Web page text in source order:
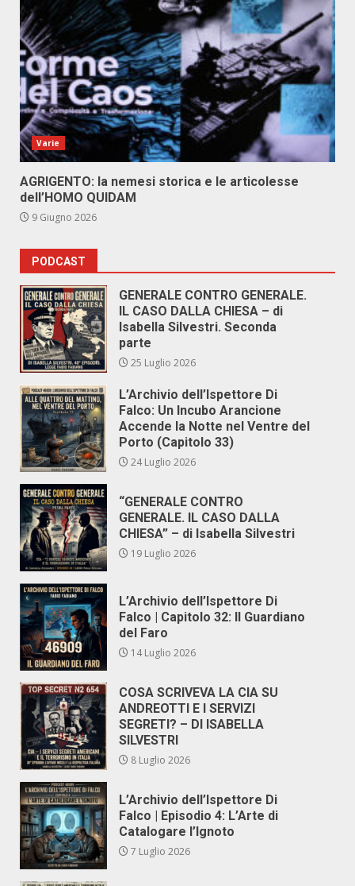
Varie
AGRIGENTO: la nemesi storica e le articolesse
dell’HOMO QUIDAM
9 Giugno 2026
PODCAST
GENERALE CONTRO GENERALE.
IL CASO DALLA CHIESA – di
Isabella Silvestri. Seconda
parte
25 Luglio 2026
L’Archivio dell’Ispettore Di
Falco: Un Incubo Arancione
Accende la Notte nel Ventre del
Porto (Capitolo 33)
24 Luglio 2026
“GENERALE CONTRO
GENERALE. IL CASO DALLA
CHIESA” – di Isabella Silvestri
19 Luglio 2026
L’Archivio dell’Ispettore Di
Falco | Capitolo 32: Il Guardiano
del Faro
14 Luglio 2026
COSA SCRIVEVA LA CIA SU
ANDREOTTI E I SERVIZI
SEGRETI? – DI ISABELLA
SILVESTRI
8 Luglio 2026
L’Archivio dell’Ispettore Di
Falco | Episodio 4: L’Arte di
Catalogare l’Ignoto
7 Luglio 2026